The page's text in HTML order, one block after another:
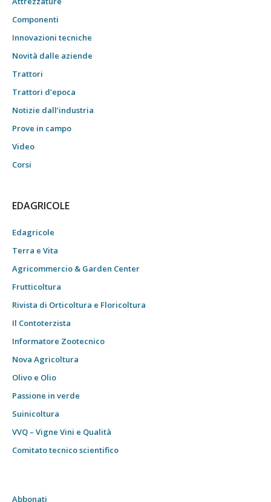
Componenti
Innovazioni tecniche
Novità dalle aziende
Trattori
Trattori d’epoca
Notizie dall’industria
Prove in campo
Video
Corsi
EDAGRICOLE
Edagricole
Terra e Vita
Agricommercio & Garden Center
Frutticoltura
Rivista di Orticoltura e Floricoltura
Il Contoterzista
Informatore Zootecnico
Nova Agricoltura
Olivo e Olio
Passione in verde
Suinicoltura
VVQ – Vigne Vini e Qualità
Comitato tecnico scientifico
Abbonati